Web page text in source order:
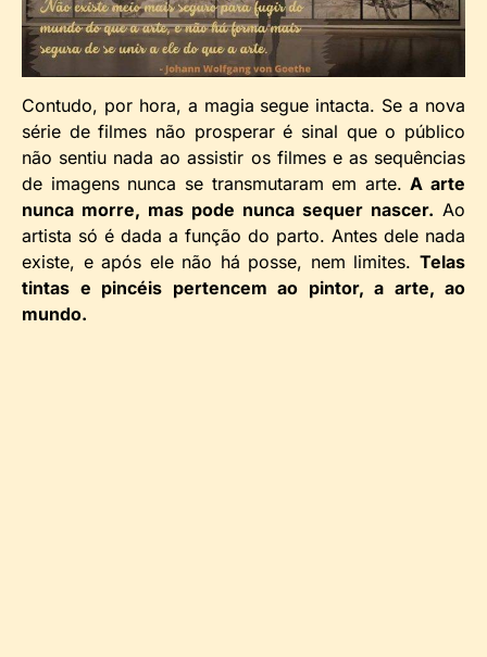
Contudo, por hora, a magia segue intacta. Se a nova
série de filmes não prosperar é sinal que o público
não sentiu nada ao assistir os filmes e as sequências
de imagens nunca se transmutaram em arte.A arte
nunca morre, mas pode nunca sequer nascer. Ao
artista só é dada a função do parto. Antes dele nada
existe, e após ele não há posse, nem limites. Telas
tintas e pincéis pertencem ao pintor, a arte, ao
mundo.